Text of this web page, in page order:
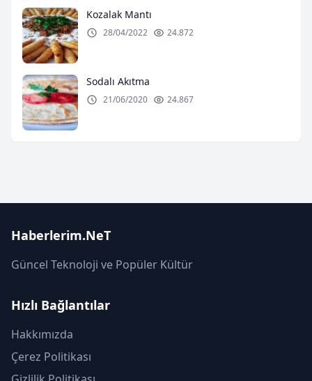
Kozalak Mantı
28/04/2022 24.872
Sodalı Akıtma
21/06/2020 24.867
Haberlerim.NeT
Güncel Teknoloji ve Popüler Kültür
Hızlı Bağlantılar
Hakkımızda
Çerez Politikası